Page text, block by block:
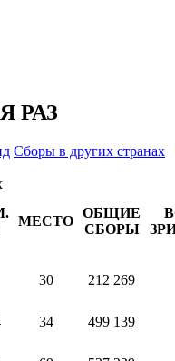
РАЗ
Сборы в других странах
МЕСТО
ОБЩИЕ
СБОРЫ
30 212 269
34 499 139